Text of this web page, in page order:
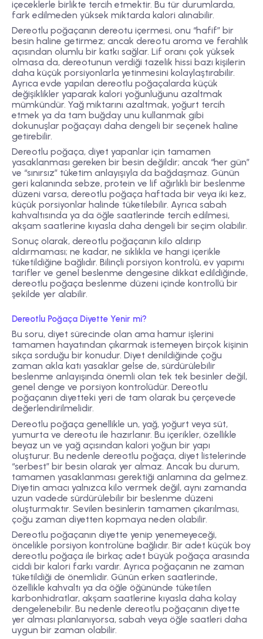
içeceklerle birlikte tercih etmektir. Bu tür durumlarda,
fark edilmeden yüksek miktarda kalori alınabilir.
Dereotlu poğaçanın dereotu içermesi, onu “hafif” bir
besin haline getirmez; ancak dereotu aroma ve ferahlık
açısından olumlu bir katkı sağlar. Lif oranı çok yüksek
olmasa da, dereotunun verdiği tazelik hissi bazı kişilerin
daha küçük porsiyonlarla yetinmesini kolaylaştırabilir.
Ayrıca evde yapılan dereotlu poğaçalarda küçük
değişiklikler yaparak kalori yoğunluğunu azaltmak
mümkündür. Yağ miktarını azaltmak, yoğurt tercih
etmek ya da tam buğday unu kullanmak gibi
dokunuşlar poğaçayı daha dengeli bir seçenek haline
getirebilir.
Dereotlu poğaça, diyet yapanlar için tamamen
yasaklanması gereken bir besin değildir; ancak “her gün”
ve “sınırsız” tüketim anlayışıyla da bağdaşmaz. Günün
geri kalanında sebze, protein ve lif ağırlıklı bir beslenme
düzeni varsa, dereotlu poğaça haftada bir veya iki kez,
küçük porsiyonlar halinde tüketilebilir. Ayrıca sabah
kahvaltısında ya da öğle saatlerinde tercih edilmesi,
akşam saatlerine kıyasla daha dengeli bir seçim olabilir.
Sonuç olarak, dereotlu poğaçanın kilo aldırıp
aldırmaması; ne kadar, ne sıklıkla ve hangi içerikle
tüketildiğine bağlıdır. Bilinçli porsiyon kontrolü, ev yapımı
tarifler ve genel beslenme dengesine dikkat edildiğinde,
dereotlu poğaça beslenme düzeni içinde kontrollü bir
şekilde yer alabilir.
Dereotlu Poğaça Diyette Yenir mi?
Bu soru, diyet sürecinde olan ama hamur işlerini
tamamen hayatından çıkarmak istemeyen birçok kişinin
sıkça sorduğu bir konudur. Diyet denildiğinde çoğu
zaman akla katı yasaklar gelse de, sürdürülebilir
beslenme anlayışında önemli olan tek tek besinler değil,
genel denge ve porsiyon kontrolüdür. Dereotlu
poğaçanın diyetteki yeri de tam olarak bu çerçevede
değerlendirilmelidir.
Dereotlu poğaça genellikle un, yağ, yoğurt veya süt,
yumurta ve dereotu ile hazırlanır. Bu içerikler, özellikle
beyaz un ve yağ açısından kalori yoğun bir yapı
oluşturur. Bu nedenle dereotlu poğaça, diyet listelerinde
“serbest” bir besin olarak yer almaz. Ancak bu durum,
tamamen yasaklanması gerektiği anlamına da gelmez.
Diyetin amacı yalnızca kilo vermek değil, aynı zamanda
uzun vadede sürdürülebilir bir beslenme düzeni
oluşturmaktır. Sevilen besinlerin tamamen çıkarılması,
çoğu zaman diyetten kopmaya neden olabilir.
Dereotlu poğaçanın diyette yenip yenemeyeceği,
öncelikle porsiyon kontrolüne bağlıdır. Bir adet küçük boy
dereotlu poğaça ile birkaç adet büyük poğaça arasında
ciddi bir kalori farkı vardır. Ayrıca poğaçanın ne zaman
tüketildiği de önemlidir. Günün erken saatlerinde,
özellikle kahvaltı ya da öğle öğününde tüketilen
karbonhidratlar, akşam saatlerine kıyasla daha kolay
dengelenebilir. Bu nedenle dereotlu poğaçanın diyette
yer alması planlanıyorsa, sabah veya öğle saatleri daha
uygun bir zaman olabilir.